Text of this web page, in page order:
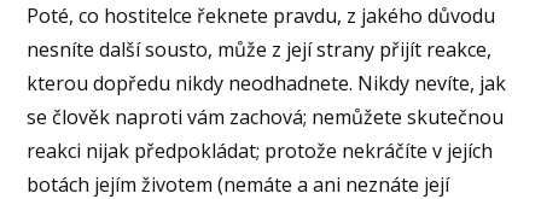
Poté, co hostitelce řeknete pravdu, z jakého důvodu
nesníte další sousto, může z její strany přijít reakce,
kterou dopředu nikdy neodhadnete. Nikdy nevíte, jak
se člověk naproti vám zachová; nemůžete skutečnou
reakci nijak předpokládat; protože nekráčíte v jejích
botách jejím životem (nemáte a ani neznáte její